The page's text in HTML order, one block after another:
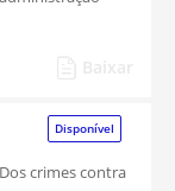
Disponível
crimes contra